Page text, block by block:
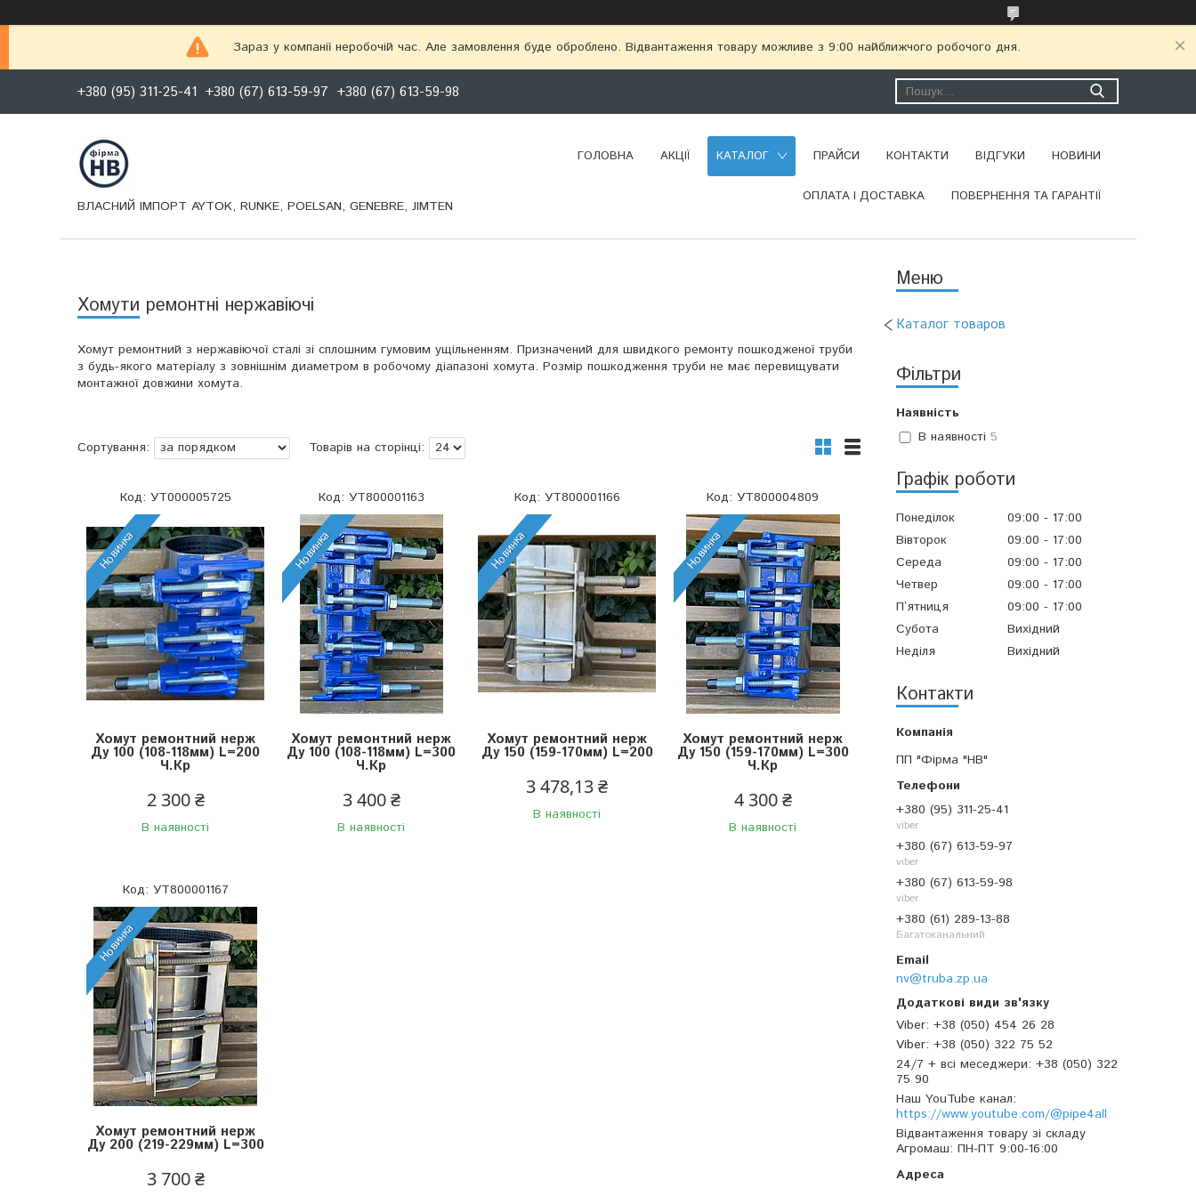
Зараз у компанії неробочій час. Але замовлення буде оброблено. Відвантаження товару можливе з 9:00 найближчого робочого дня.
+380 (95) 311-25-41 +380 (67) 613-59-97 +380 (67) 613-59-98
ВЛАСНИЙ ІМПОРТ AYTOK, RUNKE, POELSAN, GENEBRE, JIMTEN
ГОЛОВНА АКЦІЇ КАТАЛОГ ПРАЙСИ КОНТАКТИ ВІДГУКИ НОВИНИ
ОПЛАТА І ДОСТАВКА ПОВЕРНЕННЯ ТА ГАРАНТІЇ
Каталог товаров
Фільтри
Наявність
В наявності 5
Графік роботи
Понеділок 09:00
17:00
Вівторок
09:00
17:00
Середа
09:00
17:00
Четвер
09:00
17:00
Пʼятниця
09:00
17:00
Субота
Вихідний
Неділя
Вихідний
Контакти
ПП "Фірма "НВ"
+380 (95) 311-25-41
viber
+380 (67) 613-59-97
viber
+380 (67) 613-59-98
viber
+380 (61) 289-13-88
Багатоканальний
nv@truba.zp.ua
Viber +38 (050) 454 26 28
Viber +38 (050) 322 75 52
24/7 + всі меседжери +38 (050) 322
75 90
Наш YouTube канал
https://www.youtube.com/@pipe4all
Відвантаження товару зі складу
Агромаш ПН-ПТ 9:00-16:00
Хомути ремонтні нержавіючі
Хомут ремонтний з нержавіючої сталі зі сплошним гумовим ущільненням. Призначений для швидкого ремонту пошкодженої труби
з будь-якого матеріалу з зовнішнім диаметром в робочому діапазоні хомута. Розмір пошкодження труби не має перевищувати
монтажної довжини хомута.
УТ000005725
Новинка
Хомут ремонтний нерж
Ду 100 (108-118мм) L=200
Ч.Кр
2 300 ₴
В наявності
УТ800001163
Новинка
Хомут ремонтний нерж
Ду 100 (108-118мм) L=300
Ч.Кр
3 400 ₴
В наявності
УТ800001166
Новинка
Хомут ремонтний нерж
Ду 150 (159-170мм) L=200
3 478,13 ₴
В наявності
УТ800004809
Новинка
Хомут ремонтний нерж
Ду 150 (159-170мм) L=300
Ч.Кр
4 300 ₴
В наявності
УТ800001167
Новинка
Хомут ремонтний нерж
Ду 200 (219-229мм) L=300
3 700 ₴